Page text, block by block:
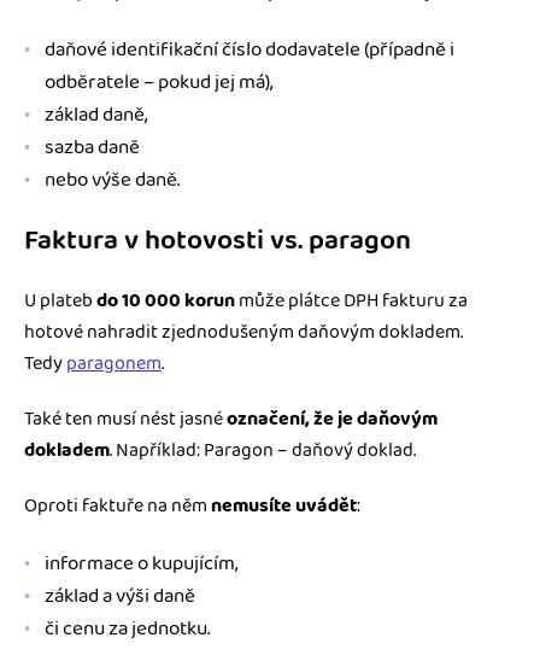
daňové identifikační číslo dodavatele (případně i
odběratele – pokud jej má),
základ daně,
sazba daně
nebo výše daně.
Faktura v hotovosti vs. paragon
U platebdo 10 000 korunmůže plátce DPH fakturu za
hotové nahradit zjednodušeným daňovým dokladem.
Tedyparagonem.
Také ten musí nést jasnéoznačení, že je daňovým
dokladem. Například: Paragon – daňový doklad.
Oproti faktuře na němnemusíte uvádět:
informace o kupujícím,
základ a výši daně
či cenu za jednotku.